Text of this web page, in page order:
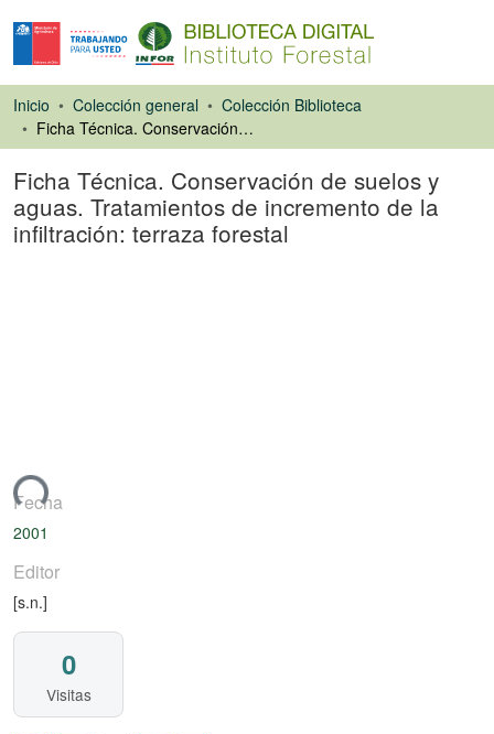
Inicio Colección general
Colección Biblioteca
Ficha Técnica. Conservación de suelos y aguas. Tratamientos de incremento de la infiltración: terraza forestal
Ficha Técnica. Conservación de suelos y
aguas. Tratamientos de incremento de la
infiltración: terraza forestal
Fecha
2001
Editor
[s.n.]
0
Visitas